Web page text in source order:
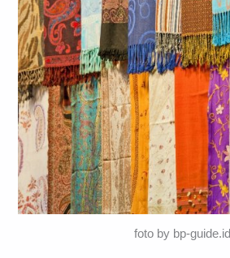
foto by bp-guide.id